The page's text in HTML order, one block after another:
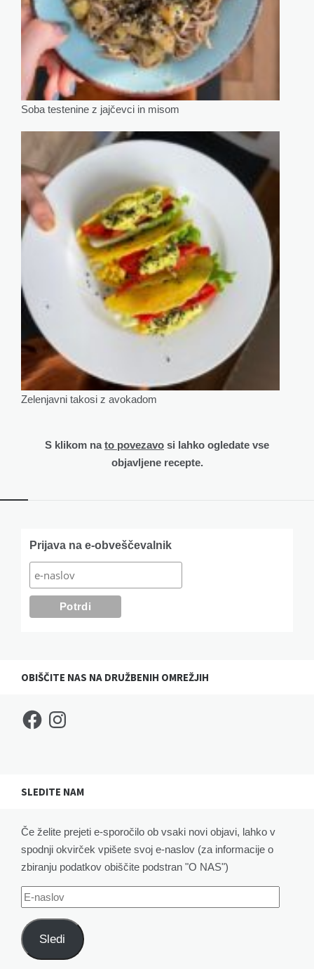
Soba testenine z jajčevci in misom
Zelenjavni takosi z avokadom
S klikom nato povezavo si lahko ogledate vse
objavljene recepte.
WidgetsPrijava na e-obveščevalnik
OBIŠČITE NAS NA DRUŽBENIH OMREŽJIH
FacebookInstagram
SLEDITE NAM
Če želite prejeti e-sporočilo ob vsaki novi objavi, lahko v
spodnji okvirček vpišete svoj e-naslov (za informacije o
zbiranju podatkov obiščite podstran "O NAS")
E-
naslov
Sledi